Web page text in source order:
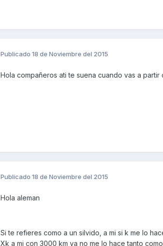
Publicado 18 de Noviembre del 2015
Hola compañeros ati te suena cuando vas a
Publicado 18 de Noviembre del 2015
Hola aleman
Si te refieres como a un silvido, a mi si k me lo
Xk a mi con 3000 km ya no me lo hace tanto